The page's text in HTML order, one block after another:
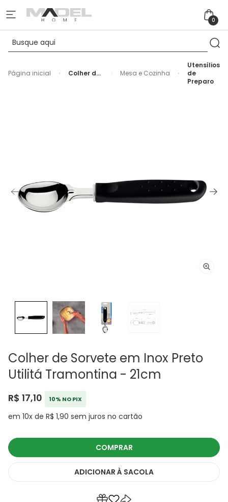
0
Página inicial
Colher de
Mesa e Cozinha
Utensílios
de
Preparo
Colher de Sorvete em Inox Preto
Utilitá Tramontina - 21cm
R$ 17,10 10% NO PIX
em 10x de R$ 1,90 sem juros no cartão
COMPRAR
ADICIONAR À SACOLA